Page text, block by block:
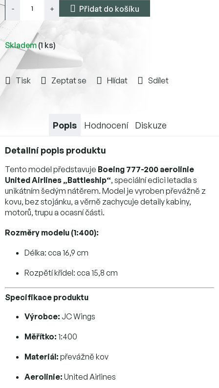
Skladem (1 ks)
Přidat do košíku
Tisk Zeptat se Hlídat Sdílet
Popis Hodnocení Diskuze
Detailní popis produktu
Tento model představuje Boeing 777-200 aerolinie
United Airlines „Battleship“, speciální edici letadla s
unikátním šedým nátěrem. Model je vyroben převážně z
kovu, bez stojánku, a věrně zachycuje detaily kabiny,
motorů, trupu a ocasní části.
Rozměry modelu (1:400):
Délka: cca 16,9 cm
Rozpětí křídel: cca 15,8 cm
Specifikace produktu
Výrobce: JC Wings
Měřítko: 1:400
Materiál: převážně kov
Aerolinie: United Airlines